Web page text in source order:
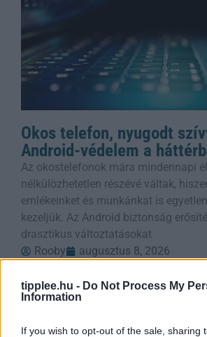
tipplee.hu - Do Not Process My
Information
If you wish to opt-out of the sale, sharing
Okos telefon, nyugodt
Android-védelem a
Az okostelefonok mára mindennapi
nélkülözhetetlen részévé váltak,
emlékeinket és munkánkat is
kezeljük. Az Android biztonság
drasztikus változtatásokat
Rooby
augusztus 8, 2026